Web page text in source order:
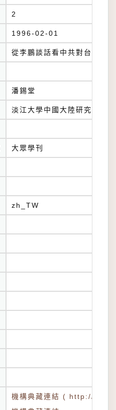
2
1996-02-01
從李鵬談話看中共對台政策
潘錫堂
淡江大學中國大陸研究所
大眾學刊
zh_TW
機構典藏連結 ( http://